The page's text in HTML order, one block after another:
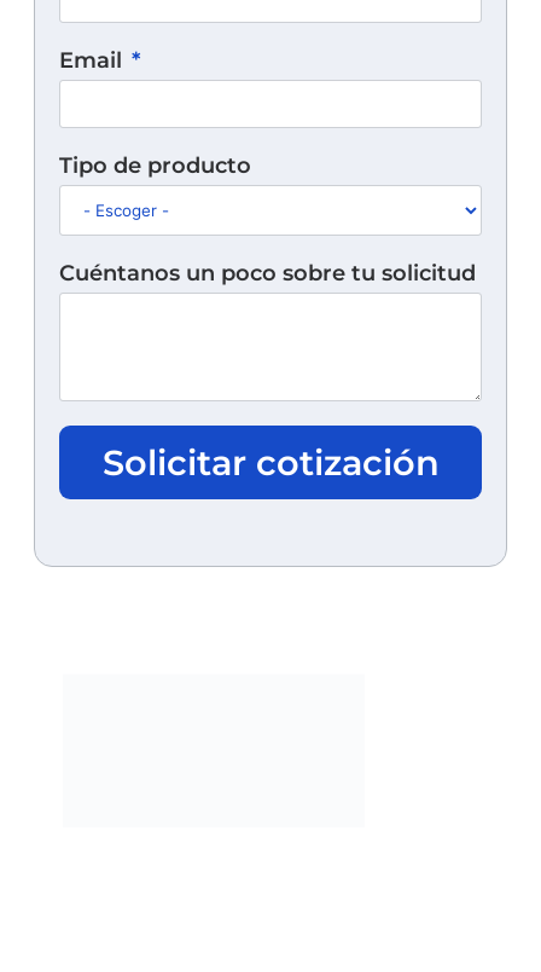
Email
Tipo de producto
Cuéntanos un poco sobre tu solicitud
Solicitar cotización